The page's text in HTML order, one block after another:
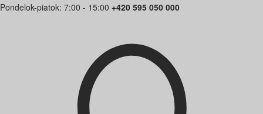
Pondelok-piatok: 7:00 - 15:00 +420 595 050 000